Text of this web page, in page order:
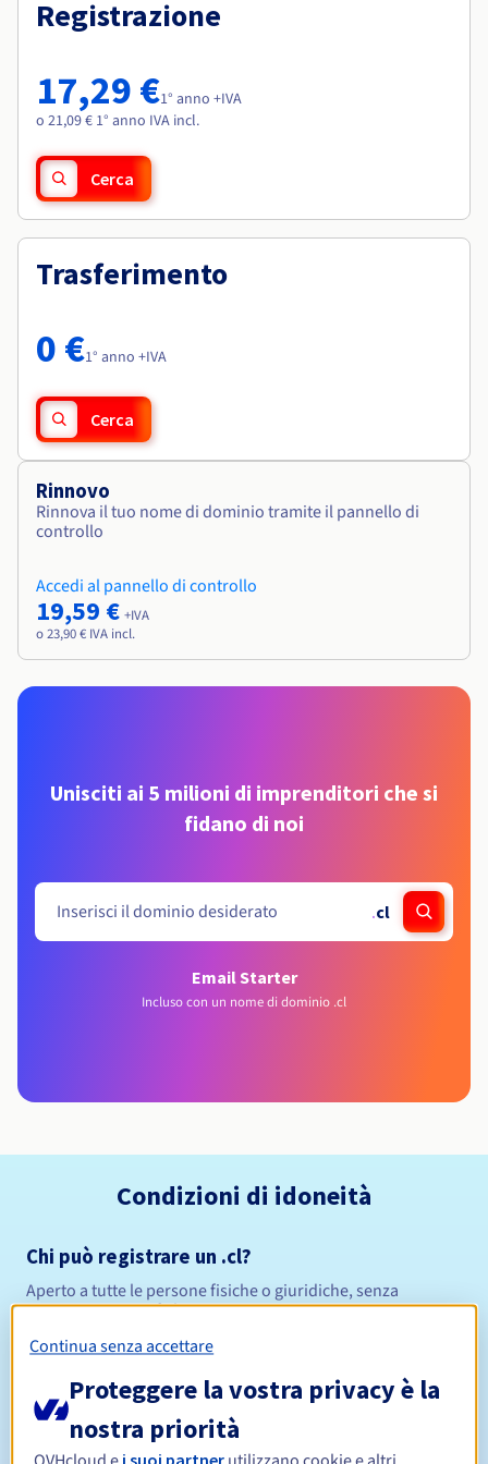
Tariffe
Roadmap & Changelog
Osservabilità
Roadmap & Changelog
Roadmap & Changelog
Roadmap & Changelog
Roadmap & Changelog
Registrazione
17,29 €1° anno +IVA
o 21,09 € 1° anno IVA incl.
Cerca
Trasferimento
0 €1° anno +IVA
Cerca
Rinnovo
Rinnova il tuo nome di dominio tramite il pannello di
controllo
Accedi al pannello di controllo
19,59 € +IVA
o 23,90 € IVA incl.
Unisciti ai 5 milioni di imprenditori che si
fidano di noi
.cl
Email Starter
Incluso con un nome di dominio .cl
Condizioni di idoneità
Chi può registrare un .cl?
Aperto a tutte le persone fisiche o giuridiche, senza
restrizioni geografiche.
Regole di gestione e notifiche
Periodo di registrazione
Continua senza accettare
Proteggere la vostra privacy è la
nostra priorità